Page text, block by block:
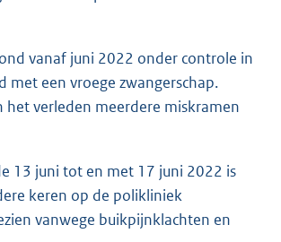
vanaf juni 2022 onder controle in
met een vroege zwangerschap.
het verleden meerdere miskramen
13 juni tot en met 17 juni 2022 is
keren op de polikliniek
vanwege buikpijnklachten en